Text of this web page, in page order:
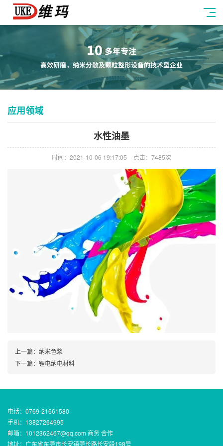
应用领域
水性油墨
时间：2021-10-06 19:17:05 点击：7485次
上一篇： 纳米色浆
下一篇： 锂电纳电材料
电话：0769-21661580
手机：13827264995
邮箱：1012362467@qq.com 商务 合作
地址：广东省东莞市长安镇莞长路长安段198号